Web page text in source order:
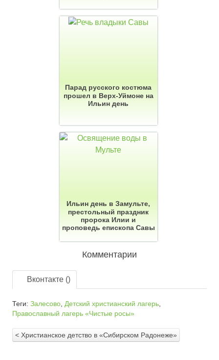
Парад русского костюма
прошел в Верх-Уймоне на
Ильин день
Ильин день в Замульте,
престольный праздник
пророка Илии и
проповедь епископа Савы
Комментарии
Вконтакте ()
Теги: Залесово, Детский христианский лагерь,
Православный лагерь «Чистые росы»
< Христианское детство в «Сибирском Радонеже»